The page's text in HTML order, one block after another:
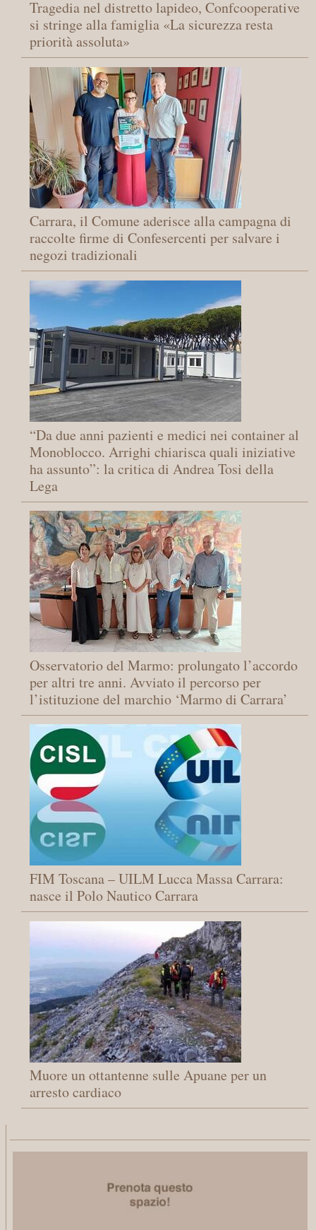
Tragedia nel distretto lapideo, Confcooperative
si stringe alla famiglia «La sicurezza resta
priorità assoluta»
Carrara, il Comune aderisce alla campagna di
raccolte firme di Confesercenti per salvare i
negozi tradizionali
“Da due anni pazienti e medici nei container al
Monoblocco. Arrighi chiarisca quali iniziative
ha assunto”: la critica di Andrea Tosi della
Lega
Osservatorio del Marmo: prolungato l’accordo
per altri tre anni. Avviato il percorso per
l’istituzione del marchio ‘Marmo di Carrara’
FIM Toscana – UILM Lucca Massa Carrara: ​
nasce il Polo Nautico Carrara
Muore un ottantenne sulle Apuane per un
arresto cardiaco